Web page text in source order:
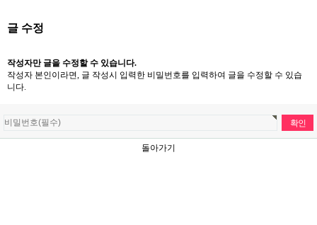
글 수정
작성자만 글을 수정할 수 있습니다.
작성자 본인이라면, 글 작성시 입력한 비밀번호를 입력하여 글을 수정할 수 있습
니다.
돌아가기